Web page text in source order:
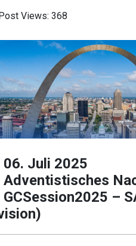
Views: 368
06. Juli 2025
Adventistisches
GCSession2025 –